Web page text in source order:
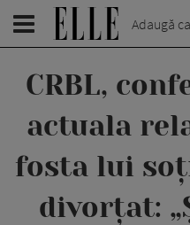
Adaugă
CRBL,
actuala
fosta lui
divorțat: